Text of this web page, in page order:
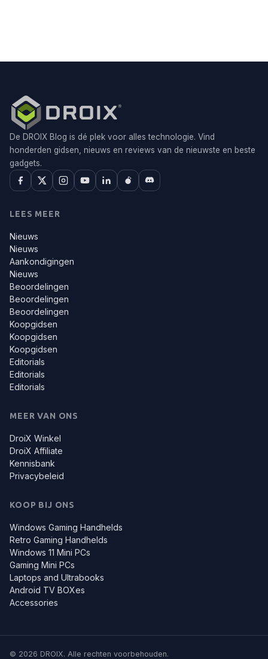
De DROIX Blog is dé plek voor alles technologie. Vind
honderden gidsen, nieuws en reviews van de nieuwste en beste
gadgets.
LEES MEER
Nieuws
Nieuws
Aankondigingen
Nieuws
Beoordelingen
Beoordelingen
Beoordelingen
Koopgidsen
Koopgidsen
Koopgidsen
Editorials
Editorials
Editorials
MEER VAN ONS
DroiX Winkel
DroiX Affiliate
Kennisbank
Privacybeleid
KOOP BIJ ONS
Windows Gaming Handhelds
Retro Gaming Handhelds
Windows 11 Mini PCs
Gaming Mini PCs
Laptops and Ultrabooks
Android TV BOXes
Accessories
© 2026 DROIX. Alle rechten voorbehouden.